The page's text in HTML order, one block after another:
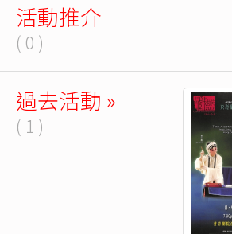
活動推介
( 0 )
過去活動 »
( 1 )